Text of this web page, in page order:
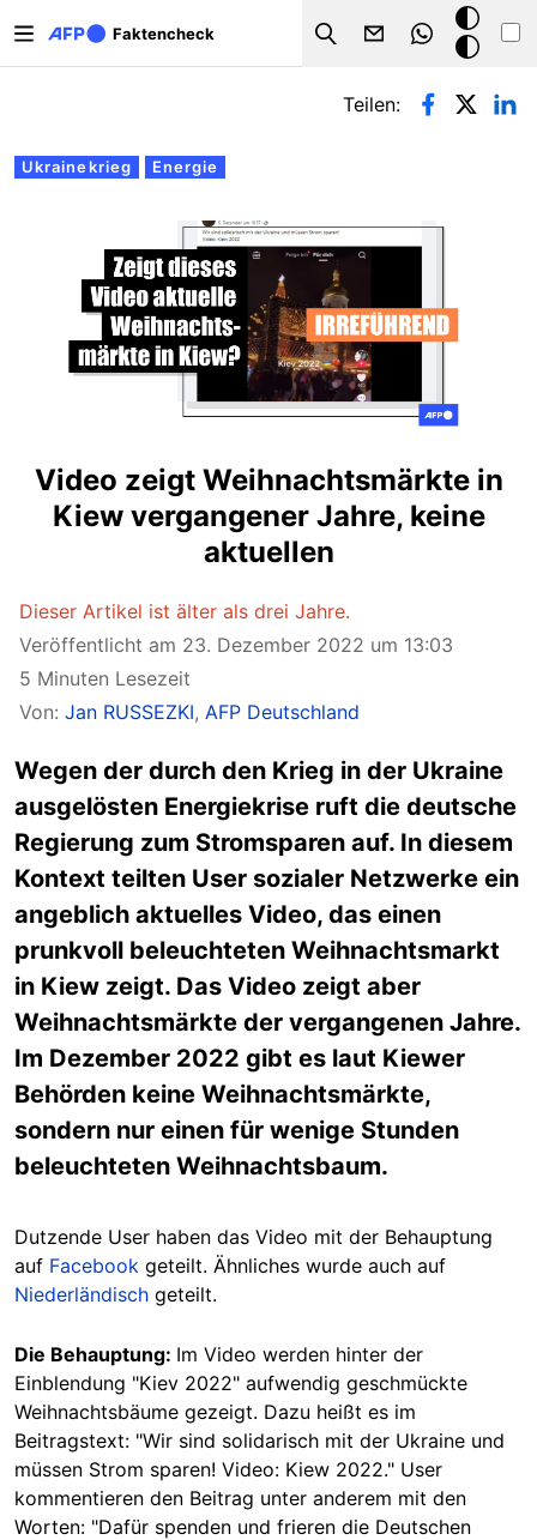
Faktencheck
Search
Dark
Mode
Primäre Reiter
Ukrainekrieg Energie
Teilen:
Video zeigt Weihnachtsmärkte in
Kiew vergangener Jahre, keine
aktuellen
Dieser Artikel ist älter als drei Jahre.
Veröffentlicht am 23. Dezember 2022 um 13:03
5 Minuten Lesezeit
Von: Jan RUSSEZKI, AFP Deutschland
Wegen der durch den Krieg in der Ukraine
ausgelösten Energiekrise ruft die deutsche
Regierung zum Stromsparen auf. In diesem
Kontext teilten User sozialer Netzwerke ein
angeblich aktuelles Video, das einen
prunkvoll beleuchteten Weihnachtsmarkt
in Kiew zeigt. Das Video zeigt aber
Weihnachtsmärkte der vergangenen Jahre.
Im Dezember 2022 gibt es laut Kiewer
Behörden keine Weihnachtsmärkte,
sondern nur einen für wenige Stunden
beleuchteten Weihnachtsbaum.
Dutzende User haben das Video mit der Behauptung
auf Facebook geteilt. Ähnliches wurde auch auf
Niederländisch geteilt.
Die Behauptung: Im Video werden hinter der
Einblendung "Kiev 2022" aufwendig geschmückte
Weihnachtsbäume gezeigt. Dazu heißt es im
Beitragstext: "Wir sind solidarisch mit der Ukraine und
müssen Strom sparen! Video: Kiew 2022." User
kommentieren den Beitrag unter anderem mit den
Worten: "Dafür spenden und frieren die Deutschen